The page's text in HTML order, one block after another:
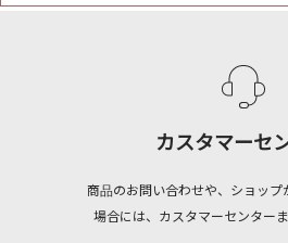
カスタマーセ
商品のお問い合わせや、ショップ
場合には、カスタマーセンター